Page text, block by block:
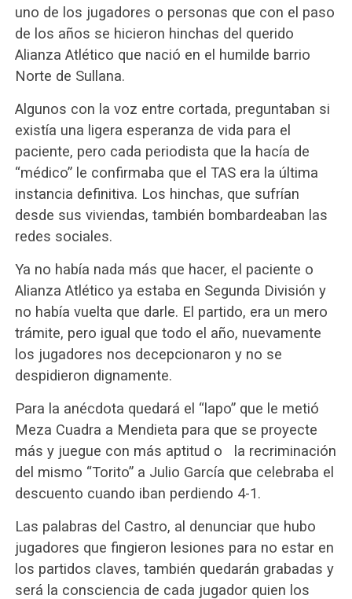
uno de los jugadores o personas que con el paso
de los años se hicieron hinchas del querido
Alianza Atlético que nació en el humilde barrio
Norte de Sullana.
Algunos con la voz entre cortada, preguntaban si
existía una ligera esperanza de vida para el
paciente, pero cada periodista que la hacía de
“médico” le confirmaba que el TAS era la última
instancia definitiva. Los hinchas, que sufrían
desde sus viviendas, también bombardeaban las
redes sociales.
Ya no había nada más que hacer, el paciente o
Alianza Atlético ya estaba en Segunda División y
no había vuelta que darle. El partido, era un mero
trámite, pero igual que todo el año, nuevamente
los jugadores nos decepcionaron y no se
despidieron dignamente.
Para la anécdota quedará el “lapo” que le metió
Meza Cuadra a Mendieta para que se proyecte
más y juegue con más aptitud o la recriminación
del mismo “Torito” a Julio García que celebraba el
descuento cuando iban perdiendo 4-1.
Las palabras del Castro, al denunciar que hubo
jugadores que fingieron lesiones para no estar en
los partidos claves, también quedarán grabadas y
será la consciencia de cada jugador quien los